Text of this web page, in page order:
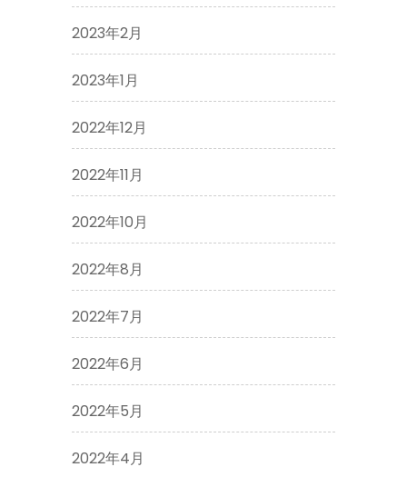
2023年2月
2023年1月
2022年12月
2022年11月
2022年10月
2022年8月
2022年7月
2022年6月
2022年5月
2022年4月